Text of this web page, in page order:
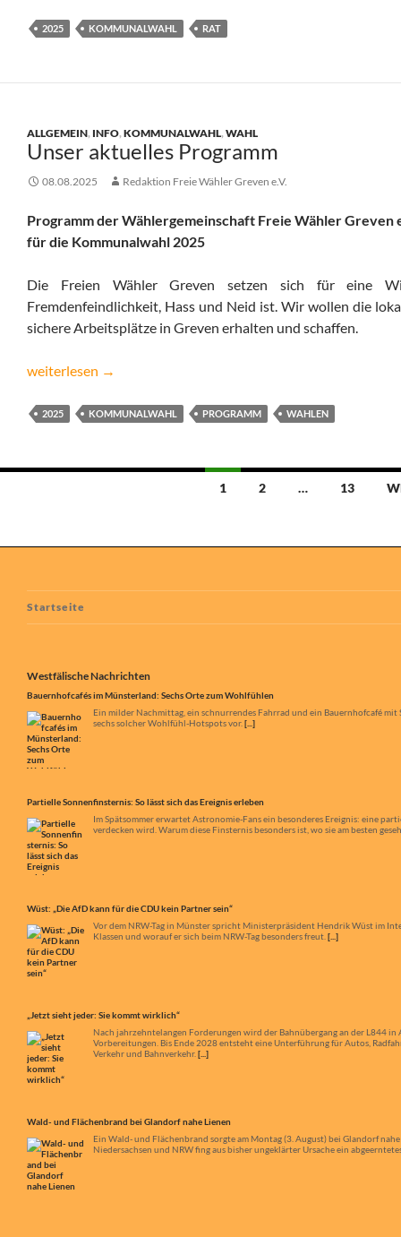
2025 KOMMUNALWAHL RAT
ALLGEMEIN, INFO,KOMMUNALWAHL,WAHL
Unser aktuelles Programm
08.08.2025 Redaktion Freie Wähler Greven e.V.
Programm der Wählergemeinschaft Freie Wähler Greven
für die Kommunalwahl 2025
Die Freien Wähler Greven setzen sich für eine
Fremdenfeindlichkeit, Hass und Neid ist. Wir wollen die
sichere Arbeitsplätze in Greven erhalten und schaffen.
Unser aktuelles Programm
weiterlesen →
2025 KOMMUNALWAHL PROGRAMM WAHLEN
1 2 … 13
Startseite
Westfälische Nachrichten
Bauernhofcafés im Münsterland: Sechs Orte zum Wohlfühlen
Partielle Sonnenfinsternis: So lässt sich das Ereignis erleben
Im Spätsommer erwartet Astronomie-Fans ein besonderes Ereignis: eine
verdecken wird. Warum diese Finsternis besonders ist, wo sie am besten
Wüst: „Die AfD kann für die CDU kein Partner sein“
Vor dem NRW-Tag in Münster spricht Ministerpräsident Hendrik Wüst im
Klassen und worauf er sich beim NRW-Tag besonders freut.[...]
„Jetzt sieht jeder: Sie kommt wirklich“
Nach jahrzehntelangen Forderungen wird der Bahnübergang an der L844
Vorbereitungen. Bis Ende 2028 entsteht eine Unterführung für Autos,
Wald- und Flächenbrand bei Glandorf nahe Lienen
Ein Wald- und Flächenbrand sorgte am Montag (3. August) bei Glandorf
Niedersachsen und NRW fing aus bisher ungeklärter Ursache ein